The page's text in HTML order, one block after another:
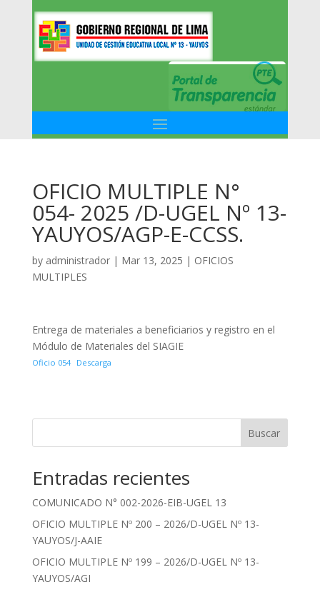
OFICIO MULTIPLE N°
054- 2025 /D-UGEL Nº 13-
YAUYOS/AGP-E-CCSS.
by administrador| Mar 13, 2025 | OFICIOS
MULTIPLES
Entrega de materiales a beneficiarios y registro en el
Módulo de Materiales del SIAGIE
Oficio 054 Descarga
Buscar
Entradas recientes
COMUNICADO N° 002-2026-EIB-UGEL 13
OFICIO MULTIPLE Nº 200 – 2026/D-UGEL Nº 13-
YAUYOS/J-AAIE
OFICIO MULTIPLE Nº 199 – 2026/D-UGEL Nº 13-
YAUYOS/AGI